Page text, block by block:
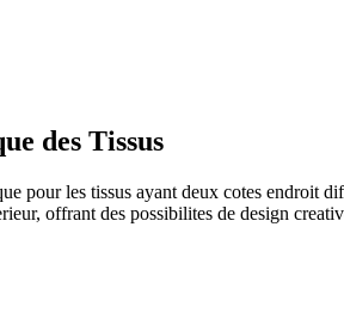
des Tissus
pour les tissus ayant deux cotes endroit
offrant des possibilites de design